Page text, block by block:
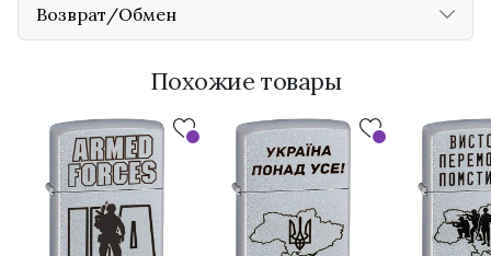
Возврат/Обмен
Похожие товары